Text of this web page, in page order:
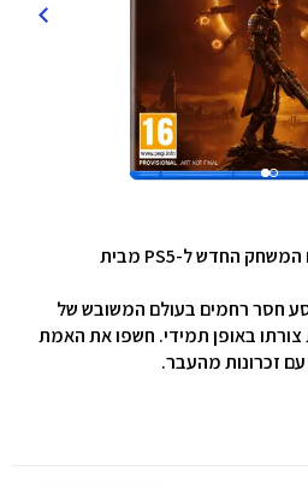
צאו למסע אישי ומלא אקשן עם המשחק החדש ל-PS5 מבית
חסר רחמים בעולם המשובש של
באופן תמידי. חשפו את האמת
זכרונות מהעבר.